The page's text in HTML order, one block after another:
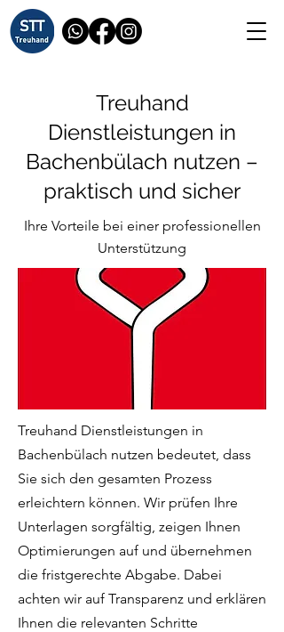
Treuhand
Dienstleistungen in
Bachenbülach nutzen –
praktisch und sicher
Ihre Vorteile bei einer professionellen
Unterstützung
Treuhand Dienstleistungen in
Bachenbülach nutzen bedeutet, dass
Sie sich den gesamten Prozess
erleichtern können. Wir prüfen Ihre
Unterlagen sorgfältig, zeigen Ihnen
Optimierungen auf und übernehmen
die fristgerechte Abgabe. Dabei
achten wir auf Transparenz und erklären
Ihnen die relevanten Schritte